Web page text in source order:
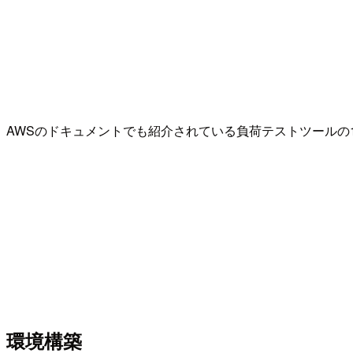
AWSのドキュメントでも紹介されている負荷テストツールの
環境構築